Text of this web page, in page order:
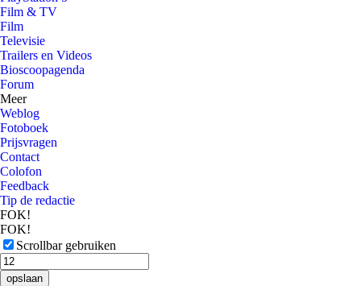
Film & TV
Film
Televisie
Trailers en Videos
Bioscoopagenda
Forum
Meer
Weblog
Fotoboek
Prijsvragen
Contact
Colofon
Feedback
Tip de redactie
FOK!
FOK!
Scrollbar gebruiken
opslaan